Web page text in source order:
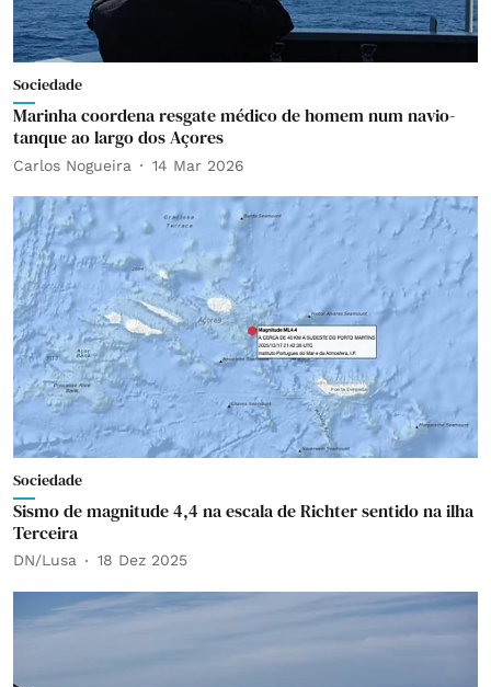
Sociedade
Marinha coordena resgate médico de homem num navio-
tanque ao largo dos Açores
Carlos Nogueira 14 Mar 2026
Sociedade
Sismo de magnitude 4,4 na escala de Richter sentido na ilha
Terceira
DN/Lusa 18 Dez 2025